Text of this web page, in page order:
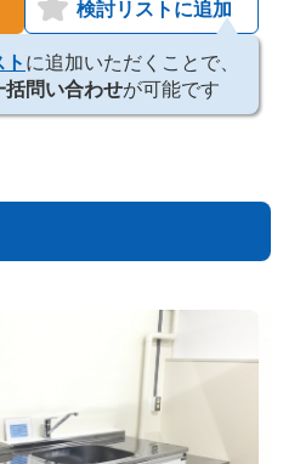
検討リストに追加
に追加いただくことで、
括問い合わせが可能です